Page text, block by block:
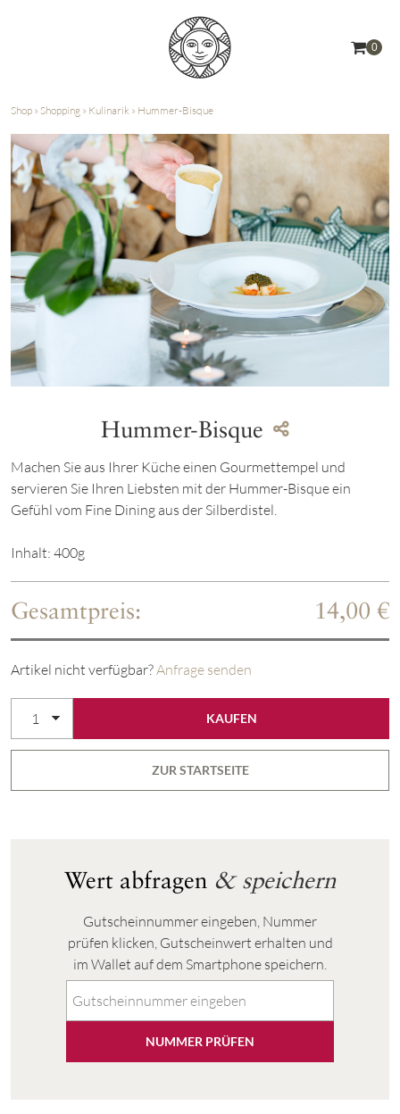
0
Shop » Shopping » Kulinarik » Hummer-Bisque
Hummer-Bisque
Machen Sie aus Ihrer Küche einen Gourmettempel und
servieren Sie Ihren Liebsten mit der Hummer-Bisque ein
Gefühl vom Fine Dining aus der Silberdistel.
Inhalt: 400g
Gesamtpreis: 14,00 €
Artikel nicht verfügbar?Anfrage senden
ZUR STARTSEITE
Wert abfragen & speichern
Gutscheinnummer eingeben, Nummer
prüfen klicken, Gutscheinwert erhalten und
im Wallet auf dem Smartphone speichern.
NUMMER PRÜFEN